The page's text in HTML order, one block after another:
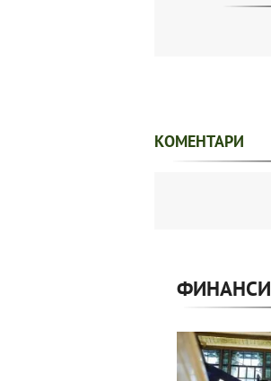
КОМЕНТАРИ
ФИНАНСИ